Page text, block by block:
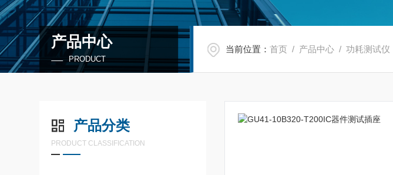
产品中心
PRODUCT
当前位置：首页 / 产品中心 /功耗测试仪
产品分类
PRODUCT CLASSIFICATION